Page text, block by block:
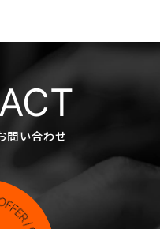
問い合わせ